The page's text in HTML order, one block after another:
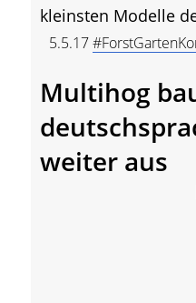
kleinsten Modelle
5.5.17
Multihog
weiter aus